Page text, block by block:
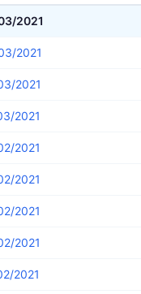
2021
2021
2021
2021
2021
2021
2021
2021
2021